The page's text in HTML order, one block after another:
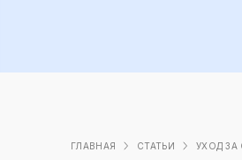
ГЛАВНАЯ СТАТЬИ УХОД ЗА